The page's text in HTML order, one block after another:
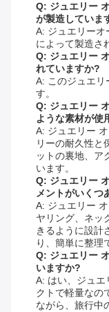
Q: ジュエリー
が製造していま
A: ジュエリーオ
によって製造さ
Q: ジュエリー
れていますか?
A: このジュエリ
す。
Q: ジュエリー
ような素材が使
A: ジュエリー
リーの耐久性と
ットの裏地、ア
います。
Q: ジュエリー
メントがいくつ
A: ジュエリー
ヤリング、ネッ
きるように設計
り、簡単に整理
Q: ジュエリー
いますか?
A: はい、ジュエ
クトで軽量なの
ながら、旅行中